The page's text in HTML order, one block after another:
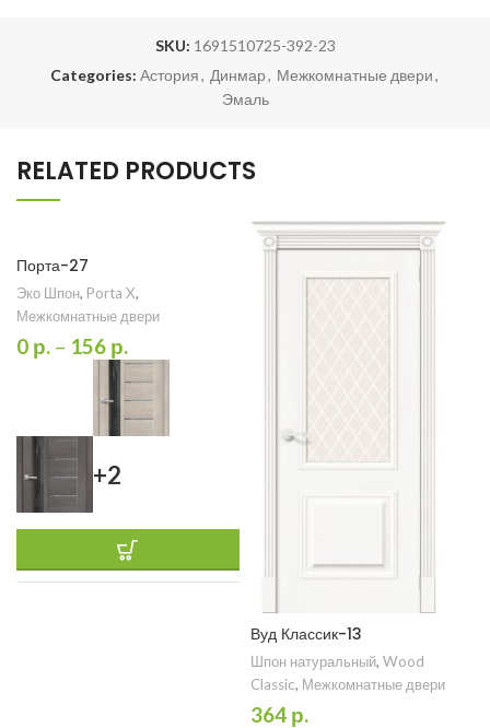
SKU: 1691510725-392-23
Categories: Астория, Динмар, Межкомнатные двери,
Эмаль
RELATED PRODUCTS
Порта-27
Эко Шпон, Porta X,
Межкомнатные двери
0 р. – 156 р.
+2
Вуд Классик-13
Шпон натуральный, Wood
Classic, Межкомнатные двери
364 р.